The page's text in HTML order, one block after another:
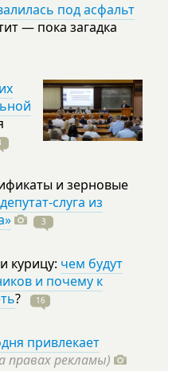
под асфальт
— пока загадка
и зерновые
слуга из
3
курицу: чем будут
и почему к
? 16
привлекает
правах рекламы)